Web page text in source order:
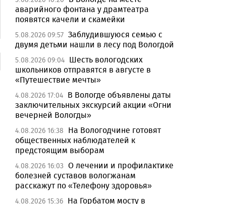
аварийного фонтана у драмтеатра
появятся качели и скамейки
5.08.2026 09:57 Заблудившуюся семью с
двумя детьми нашли в лесу под Вологдой
5.08.2026 09:04 Шесть вологодских
школьников отправятся в августе в
«Путешествие мечты»
4.08.2026 17:04 В Вологде объявлены даты
заключительных экскурсий акции «Огни
вечерней Вологды»
4.08.2026 16:38
На Вологодчине готовят
общественных наблюдателей к
предстоящим выборам
4.08.2026 16:03 О лечении и профилактике
болезней суставов вологжанам
расскажут по «Телефону здоровья»
4.08.2026 15:36 На Горбатом мосту в